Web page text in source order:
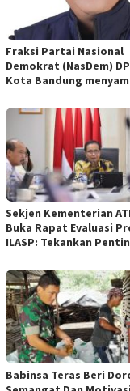
Fraksi Partai Nasional
Demokrat (NasDem)
Kota Bandung
empat Rancangan
Daerah (Raperda) yang
diajukan Pemerintah
Bandung
Sekjen Kementerian
Buka Rapat Evaluasi
ILASP: Tekankan
Anggaran
Babinsa Teras Beri